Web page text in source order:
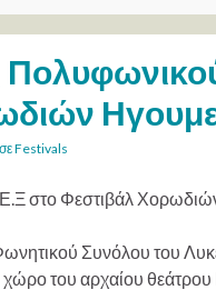
Festivals
στο Φεστιβάλ
Συνόλου του
του αρχαίου θεάτρου